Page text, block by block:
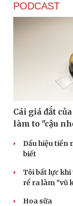
PODCAST
Cái giá đắt
làm to "cậu
Dấu hiệu tiền
biết
Tôi bất lực
rể ra làm "vũ
Hoa sữa